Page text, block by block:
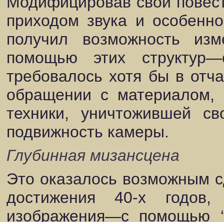
приходом звука и
получил возможность
помощью этих
требовалось хотя бы в
обращении с материалом,
техники, уничтожившей
подвижность камеры.
Глубинная мизансцена
Это оказалось возможным
достижения 40-х
изображения—с помощью